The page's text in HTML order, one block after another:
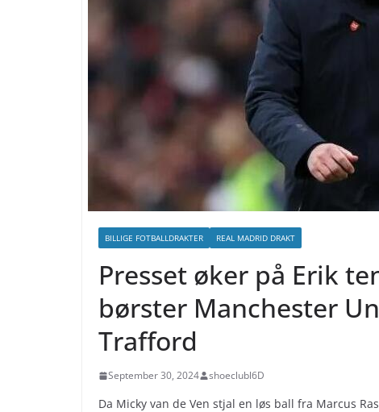
BILLIGE FOTBALLDRAKTER REAL MADRID DRAKT
Presset øker på Erik
børster Manchester
Trafford
September 30, 2024 shoeclubl6D
Da Micky van de Ven stjal en løs ball fra Marcus